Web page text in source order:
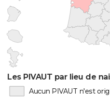
Les PIVAUT par lieu de
Aucun PIVAUT n'est